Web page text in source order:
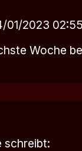
01/2023 02:55
Woche
schreibt: